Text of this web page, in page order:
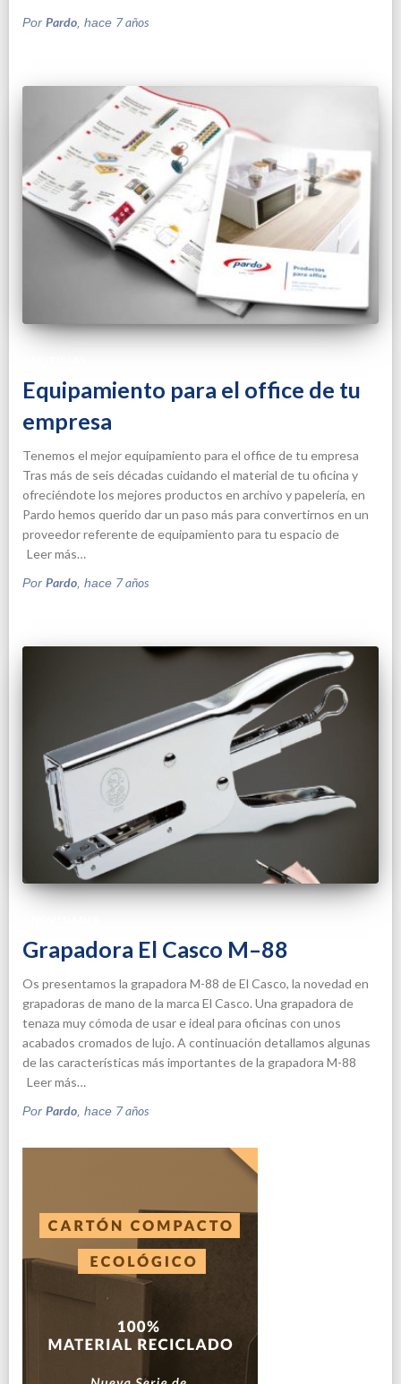
Por Pardo, hace 7 años
Equipamiento para el office de tu
empresa
Tenemos el mejor equipamiento para el office de tu empresa
Tras más de seis décadas cuidando el material de tu oficina y
ofreciéndote los mejores productos en archivo y papelería, en
Pardo hemos querido dar un paso más para convertirnos en un
proveedor referente de equipamiento para tu espacio de
Leer más…
Por Pardo , hace 7 años
Grapadora El Casco M–88
Os presentamos la grapadora M-88 de El Casco, la novedad en
grapadoras de mano de la marca El Casco. Una grapadora de
tenaza muy cómoda de usar e ideal para oficinas con unos
acabados cromados de lujo. A continuación detallamos algunas
de las características más importantes de la grapadora M-88
Leer más…
Por Pardo , hace 7 años